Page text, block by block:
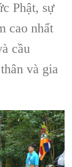
Phật, sự
cao nhất
cầu
và gia